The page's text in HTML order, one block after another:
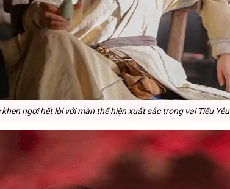
ngợi hết lời với màn thể hiện xuất sắc trong vai Tiểu Yêu